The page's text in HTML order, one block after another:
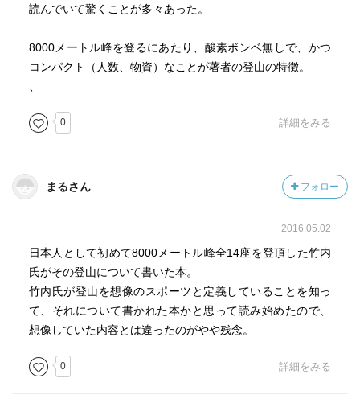
読んでいて驚くことが多々あった。
8000メートル峰を登るにあたり、酸素ボンベ無しで、かつ
コンパクト（人数、物資）なことが著者の登山の特徴。
0 詳細をみる
まるさん フォロー
2016.05.02
日本人として初めて8000メートル峰全14座を登頂した竹内
氏がその登山について書いた本。
竹内氏が登山を想像のスポーツと定義していることを知っ
て、それについて書かれた本かと思って読み始めたので、
想像していた内容とは違ったのがやや残念。
0 詳細をみる